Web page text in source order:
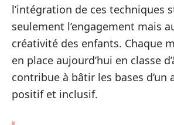
l’intégration de ces techniques
seulement l’engagement mais
créativité des enfants. Chaque
en place aujourd’hui en classe
contribue à bâtir les bases d’un
positif et inclusif.